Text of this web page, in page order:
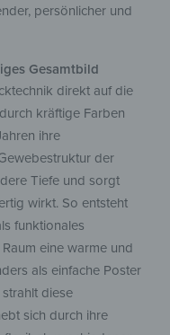
persönlicher und
Gesamtbild
direkt auf die
kräftige Farben
ihre
der
Tiefe und sorgt
wirkt. So entsteht
funktionales
eine warme und
als einfache Poster
diese
sich durch ihre